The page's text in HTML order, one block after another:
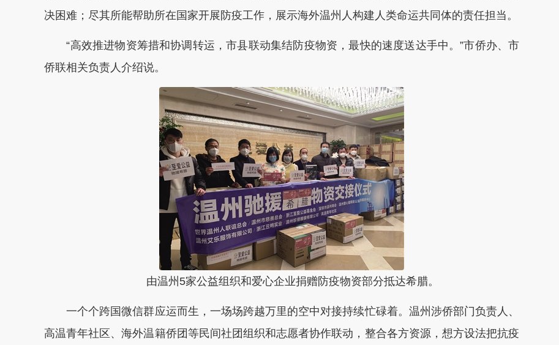
决困难；尽其所能帮助所在国家开展防疫工作，展示海外温州人构建人类命运共同体的责任担当。
“高效推进物资筹措和协调转运，市县联动集结防疫物资，最快的速度送达手中。”市侨办、市
侨联相关负责人介绍说。
由温州5家公益组织和爱心企业捐赠防疫物资部分抵达希腊。
一个个跨国微信群应运而生，一场场跨越万里的空中对接持续忙碌着。温州涉侨部门负责人、
高温青年社区、海外温籍侨团等民间社团组织和志愿者协作联动，整合各方资源，想方设法把抗疫